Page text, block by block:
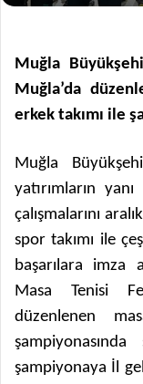
Muğla
Muğla’da
erkek takımı ile
Muğla
yatırımların
çalışmalarını
spor takımı ile
başarılara imza
Masa Tenisi
düzenlenen
şampiyonaya İl